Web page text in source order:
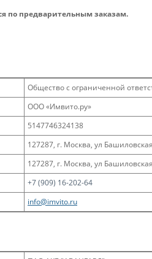
по предварительным заказам.
Общество с ограниченной
ООО «Имвито.ру»
5147746324138
127287, г. Москва, ул
127287, г. Москва, ул
+7 (909) 16-202-64
info@imvito.ru